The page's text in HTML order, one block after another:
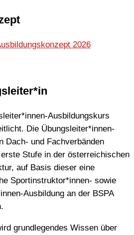
2026
Ausbildungskurs
Die Übungsleiter*innen-
Dach- und Fachverbänden
Stufe in der österreichischen
auf Basis dieser eine
Sportinstruktor*innen- sowie
Ausbildung an der BSPA
grundlegendes Wissen über